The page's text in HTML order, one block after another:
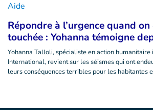
Aide
Répondre à l’urgence quand
touchée : Yohanna témoigne
Yohanna Talloli, spécialiste en action
International, revient sur les séismes qui ont
leurs conséquences terribles pour les habitantes